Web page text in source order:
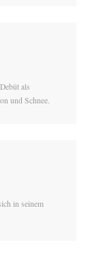
als
und Schnee.
in seinem